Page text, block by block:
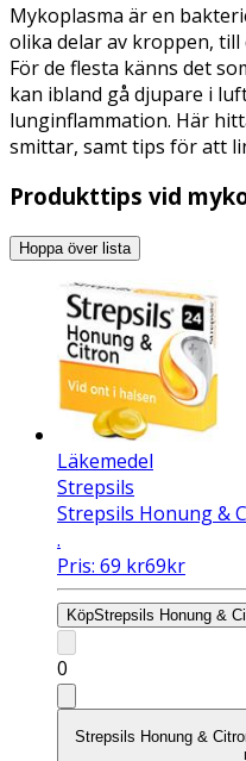
Mykoplasma är en
olika delar av kroppen,
För de flesta känns det
kan ibland gå djupare i
lunginflammation. Här
smittar, samt tips för att
Produkttips vid
Hoppa över lista
Läkemedel
Strepsils
Strepsils Honung &
.
Pris: 69 kr69kr
KöpStrepsils Honung &
0
Strepsils Honung &